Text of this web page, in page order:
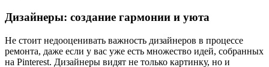
Дизайнеры: создание гармонии и уюта
Не стоит недооценивать важность дизайнеров в процессе
ремонта, даже если у вас уже есть множество идей, собранных
на Pinterest. Дизайнеры видят не только картинку, но и